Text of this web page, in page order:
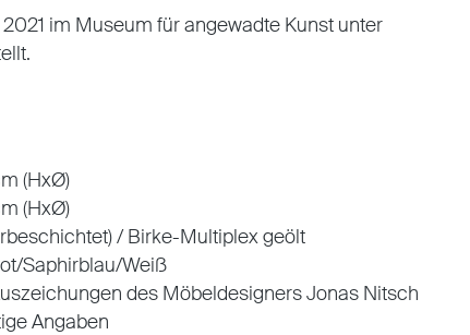
im Museum für angewadte Kunst unter
(HxØ)
(HxØ)
/ Birke-Multiplex geölt
Saphirblau/Weiß
des Möbeldesigners Jonas Nitsch
Angaben